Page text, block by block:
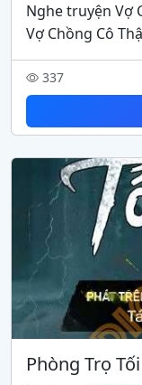
Nghe truyện Vợ
Vợ Chồng Cô
337
Phòng Trọ Tối